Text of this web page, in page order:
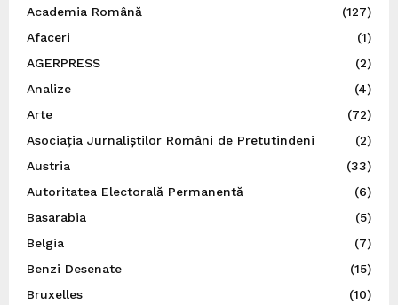
Academia Română
(127)
Afaceri
(1)
AGERPRESS
(2)
Analize
(4)
Arte
(72)
Asociația Jurnaliștilor Români de Pretutindeni
(2)
Austria
(33)
Autoritatea Electorală Permanentă
(6)
Basarabia
(5)
Belgia
(7)
Benzi Desenate
(15)
Bruxelles
(10)